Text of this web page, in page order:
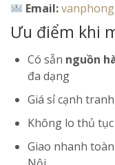
Email:
Ưu điểm khi
Có sẵn nguồn
đa dạng
Giá sỉ cạnh
Không lo thủ
Giao nhanh